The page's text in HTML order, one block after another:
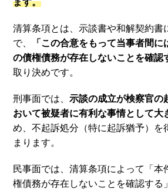
清算条項とは、示談書や和解契約書
で、
「この合意をもって当事者間
の債権債務が存在しないことを確認
取り決めです。
刑事面では、示談の成立が検察官の
おいて被疑者に有利な事情として大
め、不起訴処分（特に起訴猶予）を
まります。
民事面では、清算条項によって「本
権債務が存在しないことを確認する